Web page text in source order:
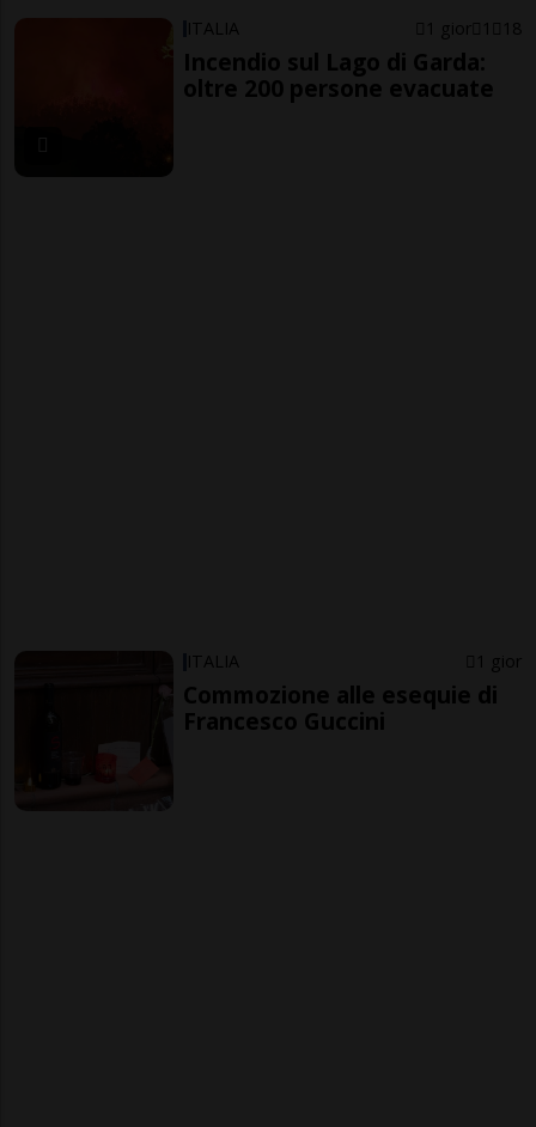
ITALIA 1 gior 1 18
Incendio sul Lago di Garda:
oltre 200 persone evacuate
ITALIA 1 gior
Commozione alle esequie di
Francesco Guccini